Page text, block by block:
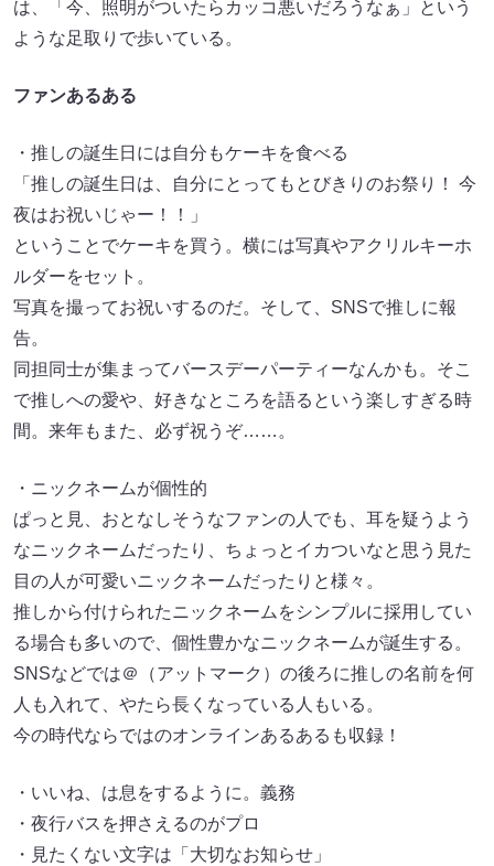
は、「今、照明がついたらカッコ悪いだろうなぁ」という
ような足取りで歩いている。
ファンあるある
・推しの誕生日には自分もケーキを食べる
「推しの誕生日は、自分にとってもとびきりのお祭り！ 今
夜はお祝いじゃー！！」
ということでケーキを買う。横には写真やアクリルキーホ
ルダーをセット。
写真を撮ってお祝いするのだ。そして、SNSで推しに報
告。
同担同士が集まってバースデーパーティーなんかも。そこ
で推しへの愛や、好きなところを語るという楽しすぎる時
間。来年もまた、必ず祝うぞ……。
・ニックネームが個性的
ぱっと見、おとなしそうなファンの人でも、耳を疑うよう
なニックネームだったり、ちょっとイカついなと思う見た
目の人が可愛いニックネームだったりと様々。
推しから付けられたニックネームをシンプルに採用してい
る場合も多いので、個性豊かなニックネームが誕生する。
SNSなどでは＠（アットマーク）の後ろに推しの名前を何
人も入れて、やたら長くなっている人もいる。
今の時代ならではのオンラインあるあるも収録！
・いいね、は息をするように。義務
・夜行バスを押さえるのがプロ
・見たくない文字は「大切なお知らせ」